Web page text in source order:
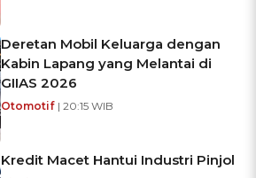
Deretan Mobil Keluarga dengan
Kabin Lapang yang Melantai di
GIIAS 2026
Otomotif | 20:15 WIB
Kredit Macet Hantui Industri Pinjol